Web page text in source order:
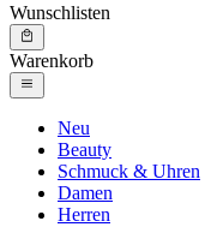
Wunschlisten
Warenkorb
Neu
Beauty
Schmuck & Uhren
Damen
Herren